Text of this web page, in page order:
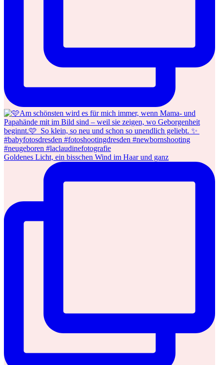
Goldenes Licht, ein bisschen Wind im Haar und ganz